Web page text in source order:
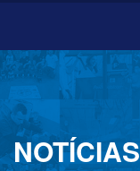
NOTÍCIAS